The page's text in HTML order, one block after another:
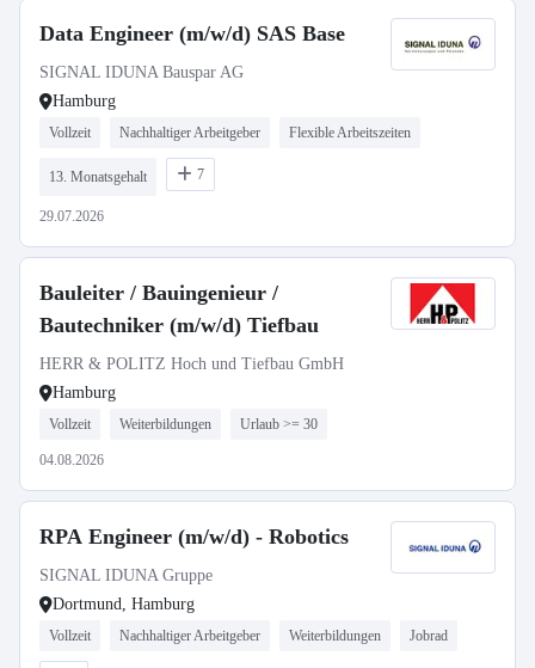
Data Engineer (m/w/d) SAS Base
SIGNAL IDUNA Bauspar AG
Hamburg
Vollzeit Nachhaltiger Arbeitgeber Flexible Arbeitszeiten
13. Monatsgehalt 7
29.07.2026
Bauleiter / Bauingenieur /
Bautechniker (m/w/d) Tiefbau
HERR & POLITZ Hoch und Tiefbau GmbH
Hamburg
Vollzeit Weiterbildungen Urlaub >= 30
04.08.2026
RPA Engineer (m/w/d) - Robotics
SIGNAL IDUNA Gruppe
Dortmund, Hamburg
Vollzeit Nachhaltiger Arbeitgeber Weiterbildungen Jobrad